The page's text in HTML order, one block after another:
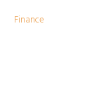
Finance